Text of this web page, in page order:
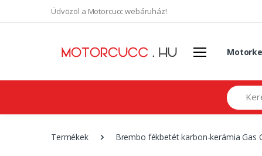
Üdvözöl a Motorcucc webáruház!
Search
Termékek Brembo fékbetét karbon-kerámia Gas